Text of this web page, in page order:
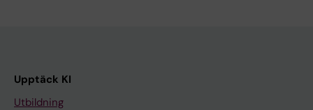
Upptäck KI
Utbildning